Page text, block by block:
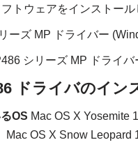
トウェアをインストール
ーズ MP ドライバー
シリーズ MP ドライ
ドライバのイン
OS Mac OS X Yosemite
Mac OS X Snow Leopard